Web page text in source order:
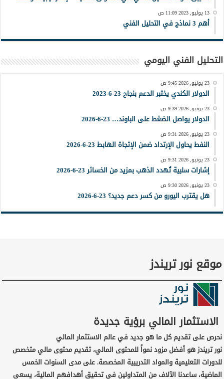
13 يوليو, 2023 11:09 ص
أهم 3 نماذج في التحليل الفني
التحليل الفني اليومي
23 يونيو, 2026 9:45 ص
الدولار الكندي يختبر الدعم بنجاح 23-6-2023
23 يونيو, 2026 9:39 ص
الدولار يواصل الضغط على الباوند… 23-6-2026
23 يونيو, 2026 9:31 ص
النفط يحاول الإرتداد ضمن الإتجاة الهابط 23-6-2026
23 يونيو, 2026 9:31 ص
إشارات سلبية تُهدد الذهب بمزيد من الخسائر 23-6-2026
23 يونيو, 2026 9:30 ص
هل يقترب اليورو من كسر دعم جديد؟ 23-6-2026
موقع نور تريندز
الاستثمار المالي برؤية جديدة
نحرص على تقديم كل ما هو جديد في عالم الاستثمار المالي
نور تريندز هو أفضل مزود نمواً للمحتوى المالي، تقديم محتوى مالي متخصص
للدورات التعليمية والمواد التدريبية المخصصة. على مدى السنوات الخمس
الماضية، ساعدنا الآلاف من المتداولين في تحقيق أهدافهم المالية، يسعى